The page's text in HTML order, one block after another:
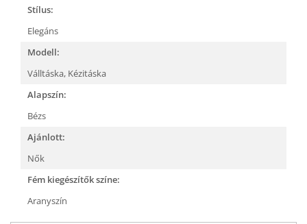
Stílus:
Elegáns
Modell:
Válltáska, Kézitáska
Alapszín:
Bézs
Ajánlott:
Nők
Fém kiegészítők színe:
Aranyszín